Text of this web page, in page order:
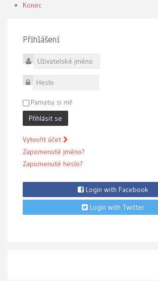
Konec
Přihlášení
Uživatelské jméno
Heslo
Pamatuj si mě
Přihlásit se
Vytvořit účet
Zapomenuté jméno?
Zapomenuté heslo?
Login with Facebook
Login with Twitter